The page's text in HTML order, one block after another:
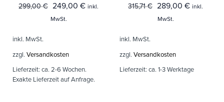
299,00€ 249,00 € inkl.
MwSt.
inkl. MwSt.
zzgl. Versandkosten
Lieferzeit: ca. 2-6 Wochen.
Exakte Lieferzeit auf Anfrage.
315,71€ 289,00 € inkl.
MwSt.
inkl. MwSt.
zzgl. Versandkosten
Lieferzeit: ca. 1-3 Werktage